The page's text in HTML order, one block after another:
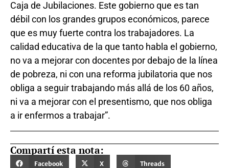
Caja de Jubilaciones. Este gobierno que es tan
débil con los grandes grupos económicos, parece
que es muy fuerte contra los trabajadores. La
calidad educativa de la que tanto habla el gobierno,
no va a mejorar con docentes por debajo de la línea
de pobreza, ni con una reforma jubilatoria que nos
obliga a seguir trabajando más allá de los 60 años,
ni va a mejorar con el presentismo, que nos obliga
a ir enfermos a trabajar”.
Compartí esta nota:
Facebook X Threads